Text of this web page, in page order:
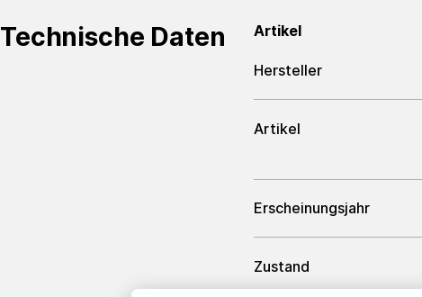
Technische Daten Artikel
Hersteller
Artikel
Erscheinungsjahr
Zustand